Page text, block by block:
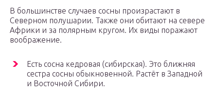
В большинстве случаев сосны произрастают в
Северном полушарии. Также они обитают на севере
Африки и за полярным кругом. Их виды поражают
воображение.
Есть сосна кедровая (сибирская). Это ближняя
сестра сосны обыкновенной. Растёт в Западной
и Восточной Сибири.